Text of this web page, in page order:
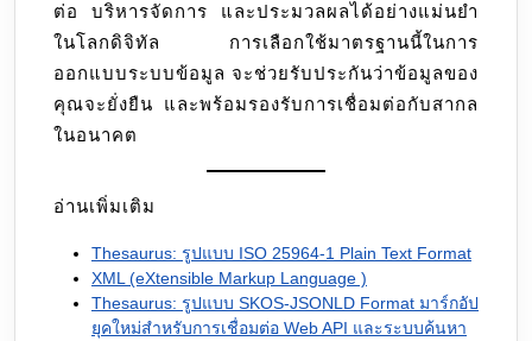
ต่อ บริหารจัดการ และประมวลผลได้อย่างแม่นยำ
ในโลกดิจิทัล การเลือกใช้มาตรฐานนี้ในการ
ออกแบบระบบข้อมูล จะช่วยรับประกันว่าข้อมูลของ
คุณจะยั่งยืน และพร้อมรองรับการเชื่อมต่อกับสากล
ในอนาคต
อ่านเพิ่มเติม
Thesaurus: รูปแบบ ISO 25964-1 Plain Text Format
XML (eXtensible Markup Language )
Thesaurus: รูปแบบ SKOS-JSONLD Format มาร์กอัป
ยุคใหม่สำหรับการเชื่อมต่อ Web API และระบบค้นหา